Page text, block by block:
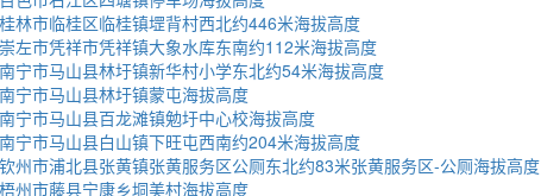
林市临桂区临桂镇堽背村西北约446米海拔高度
左市凭祥市凭祥镇大象水库东南约112米海拔高度
宁市马山县林圩镇新华村小学东北约54米海拔高度
宁市马山县林圩镇蒙屯海拔高度
宁市马山县百龙滩镇勉圩中心校海拔高度
宁市马山县白山镇下旺屯西南约204米海拔高度
州市浦北县张黄镇张黄服务区公厕东北约83米张黄服务区-公厕海拔高度
州市藤县宁康乡垌美村海拔高度